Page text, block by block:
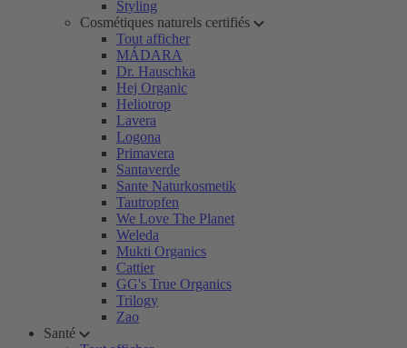
Styling
Cosmétiques naturels certifiés
Tout afficher
MÁDARA
Dr. Hauschka
Hej Organic
Heliotrop
Lavera
Logona
Primavera
Santaverde
Sante Naturkosmetik
Tautropfen
We Love The Planet
Weleda
Mukti Organics
Cattier
GG's True Organics
Trilogy
Zao
Santé